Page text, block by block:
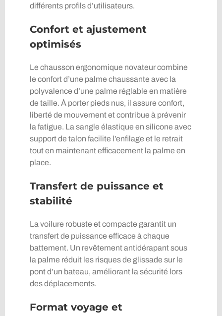
différents profils d’utilisateurs.
Confort et ajustement
optimisés
Le chausson ergonomique novateur combine
le confort d’une palme chaussante avec la
polyvalence d’une palme réglable en matière
de taille. À porter pieds nus, il assure confort,
liberté de mouvement et contribue à prévenir
la fatigue. La sangle élastique en silicone avec
support de talon facilite l’enfilage et le retrait
tout en maintenant efficacement la palme en
place.
Transfert de puissance et
stabilité
La voilure robuste et compacte garantit un
transfert de puissance efficace à chaque
battement. Un revêtement antidérapant sous
la palme réduit les risques de glissade sur le
pont d’un bateau, améliorant la sécurité lors
des déplacements.
Format voyage et